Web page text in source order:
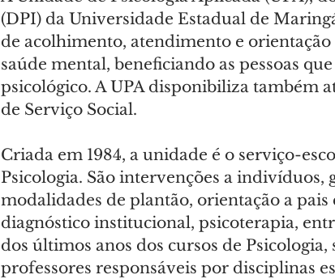
(DPI) da Universidade Estadual de
de acolhimento, atendimento e
saúde mental, beneficiando as pessoas
psicológico. A UPA disponibiliza também
de Serviço Social.
Criada em 1984, a unidade é o serviço-
Psicologia. São intervenções a
modalidades de plantão, orientação a
diagnóstico institucional, psicoterapia,
dos últimos anos dos cursos de
professores responsáveis por disciplinas